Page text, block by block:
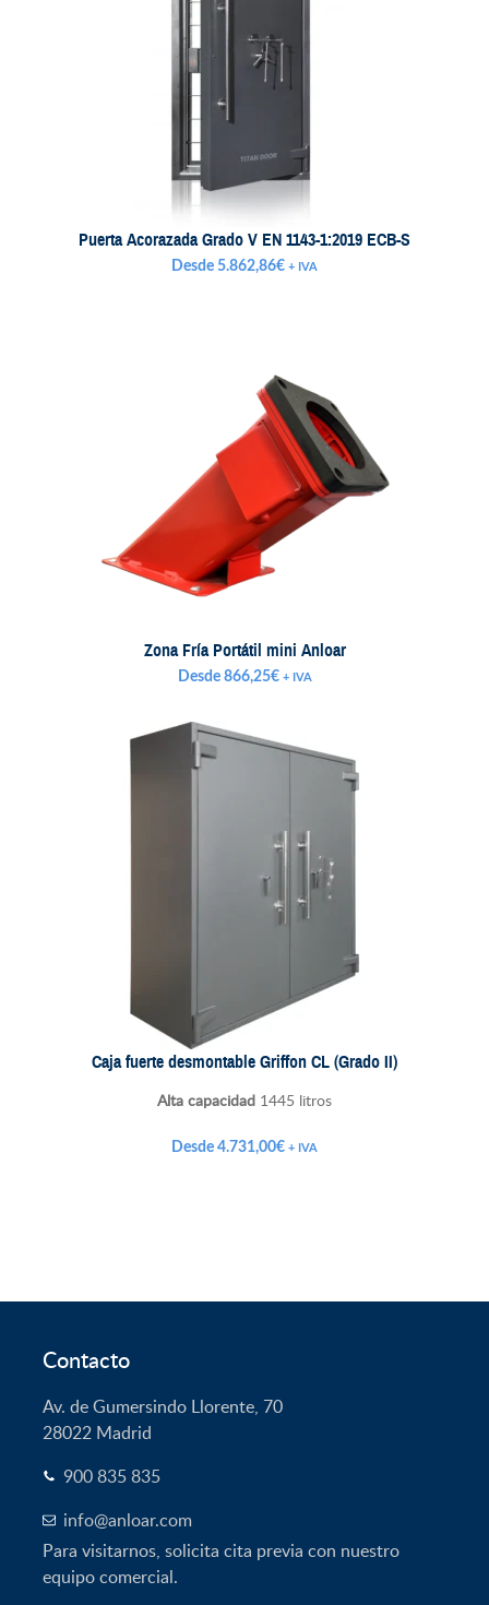
Puerta Acorazada Grado V EN 1143-1:2019 ECB-S
Desde5.862,86€ + IVA
Zona Fría Portátil mini Anloar
Desde866,25€ + IVA
Caja fuerte desmontable Griffon CL (Grado II)
Alta capacidad 1445 litros
Desde4.731,00€ + IVA
Contacto
Av. de Gumersindo Llorente, 70
28022 Madrid
900 835 835
info@anloar.com
Para visitarnos, solicita cita previa con nuestro
equipo comercial.